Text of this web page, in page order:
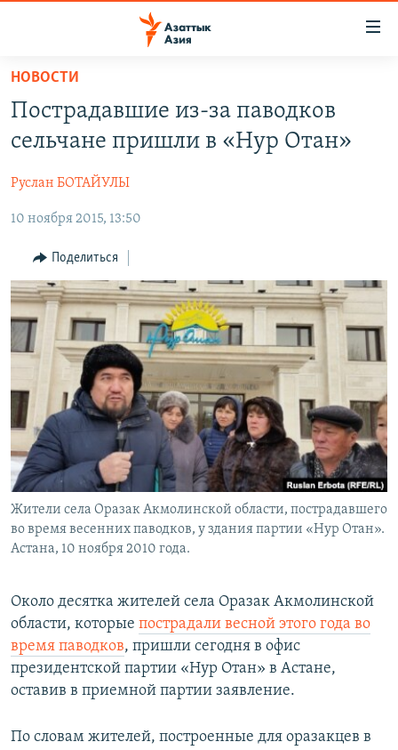
Вернуться
основному
содержанию
навигации
Вернутся
поиску
КАЗАХСТАН
УЗБЕКИСТАН
ТАДЖИКИСТАН
НОВОСТИ
ВОЙНА В УКРАИНЕ
НА ДРУГИХ ЯЗЫКАХ
ҚАЗАҚША
КЫРГЫЗЧА
ЎЗБЕКЧА
ТОҶИКӢ
TÜRKMENÇE
Все сайты РСЕ/РС
НОВОСТИ
Пострадавшие из-за паводков
сельчане пришли в «Нур Отан»
Руслан БОТАЙУЛЫ
10 ноября 2015, 13:50
Поделиться
Жители села Оразак Акмолинской области, пострадавшего
во время весенних паводков, у здания партии «Нур Отан».
Астана, 10 ноября 2010 года.
Около десятка жителей села Оразак Акмолинской
области, которые пострадали весной этого года во
время паводков, пришли сегодня в офис
президентской партии «Нур Отан» в Астане,
оставив в приемной партии заявление.
По словам жителей, построенные для оразакцев в